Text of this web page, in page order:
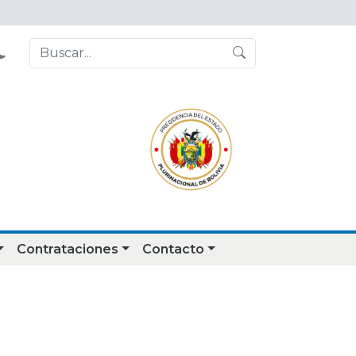
Contrataciones Contacto